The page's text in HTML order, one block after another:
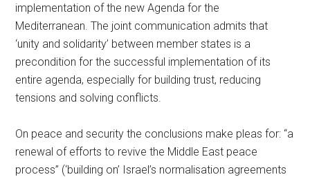
implementation of the new Agenda for the
Mediterranean. The joint communication admits that
‘unity and solidarity’ between member states is a
precondition for the successful implementation of its
entire agenda, especially for building trust, reducing
tensions and solving conflicts.
On peace and security the conclusions make pleas for: “a
renewal of efforts to revive the Middle East peace
process” (‘building on’ Israel’s normalisation agreements